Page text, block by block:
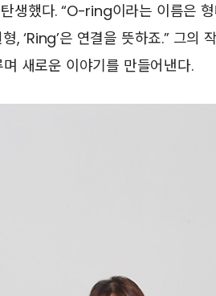
생했다. “O-ring이라는 이름은
, ‘Ring’은 연결을 뜻하죠.” 그의
새로운 이야기를 만들어낸다.